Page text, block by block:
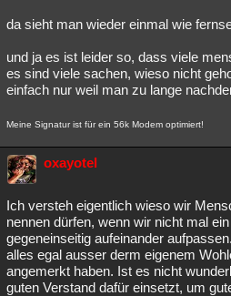
da sieht man wieder einmal wie
und ja es ist leider so, dass viele
es sind viele sachen, wieso nicht
einfach nur weil man zu lange
Meine Signatur ist für ein 56k Modem optimiert!
oxayotel
Ich versteh eigentlich wieso wir
nennen dürfen, wenn wir nicht mal
gegeneinseitig aufeinander
alles egal ausser derm eigenem
angemerkt haben. Ist es nicht
guten Verstand dafür einsetzt, um